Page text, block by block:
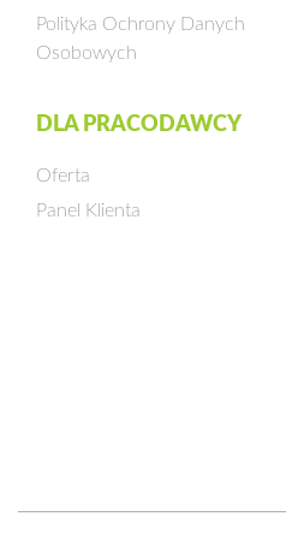
Polityka Ochrony Danych
Osobowych
DLA PRACODAWCY
Oferta
Panel Klienta